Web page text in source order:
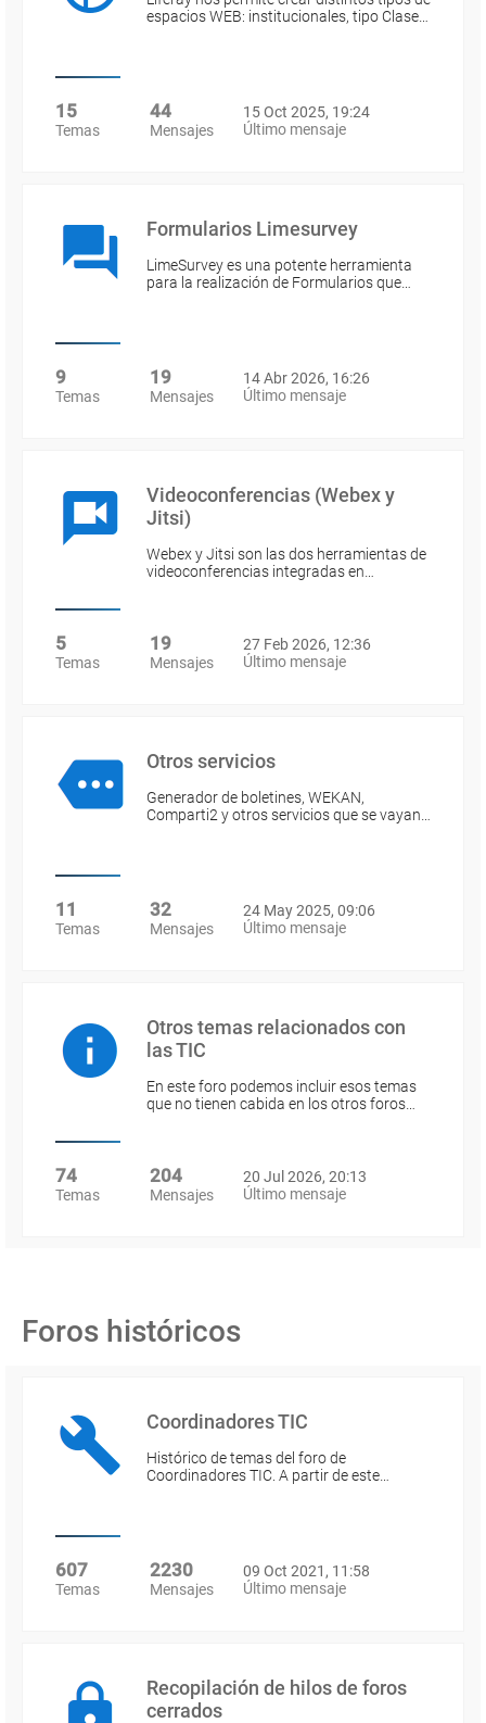
espacios WEB: institucionales, tipo Clase…
15
Temas
44
Mensajes
15 Oct 2025, 19:24
Último mensaje
Formularios Limesurvey
LimeSurvey es una potente herramienta
para la realización de Formularios que…
9
Temas
19
Mensajes
14 Abr 2026, 16:26
Último mensaje
Videoconferencias (Webex y
Jitsi)
Webex y Jitsi son las dos herramientas de
videoconferencias integradas en…
5
Temas
19
Mensajes
27 Feb 2026, 12:36
Último mensaje
Otros servicios
Generador de boletines, WEKAN,
Comparti2 y otros servicios que se vayan…
11
Temas
32
Mensajes
24 May 2025, 09:06
Último mensaje
Otros temas relacionados con
las TIC
En este foro podemos incluir esos temas
que no tienen cabida en los otros foros…
74
Temas
204
Mensajes
20 Jul 2026, 20:13
Último mensaje
Foros históricos
Coordinadores TIC
Histórico de temas del foro de
Coordinadores TIC. A partir de este…
607
Temas
2230
Mensajes
09 Oct 2021, 11:58
Último mensaje
Recopilación de hilos de foros
cerrados